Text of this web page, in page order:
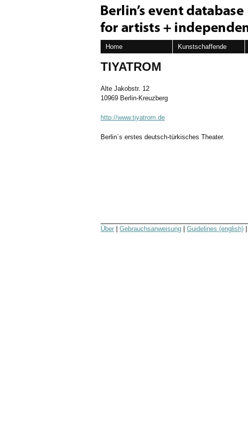
Home Kunstschaffende
TIYATROM
Alte Jakobstr. 12
10969 Berlin-Kreuzberg
http://www.tiyatrom.de
Berlin´s erstes deutsch-türkisches Theater.
Über Gebrauchsanweisung Guidelines (english)